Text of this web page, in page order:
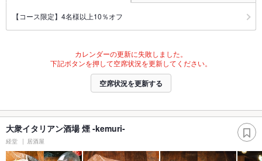
【コース限定】4名様以上10％オフ
カレンダーの更新に失敗しました。
下記ボタンを押して空席状況を更新してください。
空席状況を更新する
大衆イタリアン酒場 煙 -kemuri-
経堂 居酒屋